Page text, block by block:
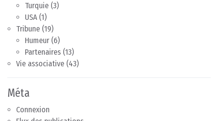
Turquie (3)
USA(1)
Tribune (19)
Humeur (6)
Partenaires (13)
Vie associative (43)
Méta
Connexion